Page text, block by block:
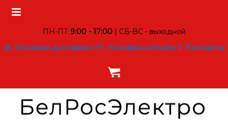
ПН-ПТ 9:00 - 17:00| СБ-ВС - выходной
Условия доставки Условия оплаты Контакты